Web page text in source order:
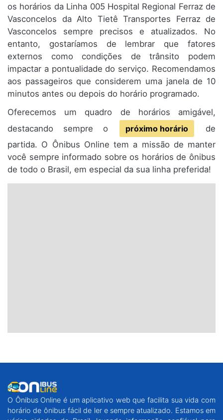
os horários da Linha 005 Hospital Regional Ferraz de
Vasconcelos da Alto Tietê Transportes Ferraz de
Vasconcelos sempre precisos e atualizados. No
entanto, gostaríamos de lembrar que fatores
externos como condições de trânsito podem
impactar a pontualidade do serviço. Recomendamos
aos passageiros que considerem uma janela de 10
minutos antes ou depois do horário programado.
Oferecemos um quadro de horários amigável,
destacando sempre o
próximo horário
de
partida. O Ônibus Online tem a missão de manter
você sempre informado sobre os horários de ônibus
de todo o Brasil, em especial da sua linha preferida!
O Ônibus Online é um aplicativo web que facilita sua vida com
horário de ônibus fácil de ler e sempre atualizado. Estamos em